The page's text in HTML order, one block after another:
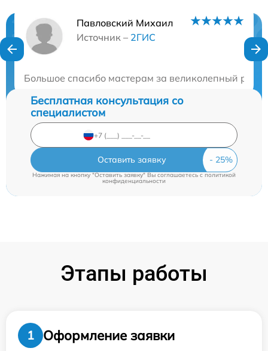
Павловский Михаил
Источник – 2ГИС
Большое спасибо мастерам за великолепный
Нужна консультация?
Бесплатная консультация со
специалистом
Оставить заявку
Нажимая на кнопку "Оставить заявку" Вы соглашаетесь cполитикой
конфиденциальности
Этапы работы
1
Оформление заявки